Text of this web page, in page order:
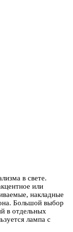
в свете.
или
накладные
Большой выбор
в отдельных
лампа с